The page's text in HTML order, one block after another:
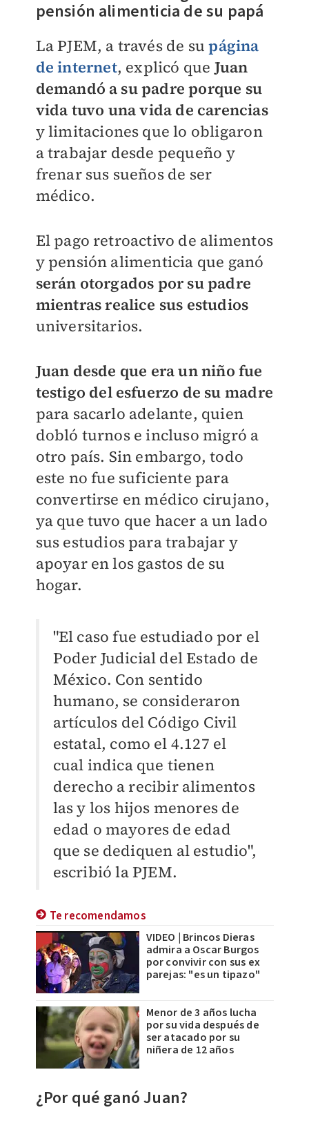
pensión alimenticia de su papá
La PJEM, a través de supágina
de internet, explicó que Juan
demandó a su padre porque su
vida tuvo unavida de carencias
y limitaciones que lo obligaron
a trabajar desde pequeño y
frenar sus sueños de ser
médico.
El pago retroactivo de alimentos
y pensión alimenticia que ganó
serán otorgados por su padre
mientras realice sus estudios
universitarios.
Juan desde que era un niño fue
testigo del esfuerzo de su madre
para sacarlo adelante, quien
dobló turnos e incluso migró a
otro país. Sin embargo, todo
este no fue suficiente para
convertirse en médico cirujano,
ya que tuvo que hacer a un lado
sus estudios para trabajar y
apoyar en los gastos de su
hogar.
"El caso fue estudiado por el
Poder Judicial del Estado de
México. Con sentido
humano, se consideraron
artículos del Código Civil
estatal, como el 4.127 el
cual indica que tienen
derecho a recibir alimentos
las y los hijos menores de
edad o mayores de edad
que se dediquen al estudio",
escribió la PJEM.
Te recomendamos
VIDEO | Brincos Dieras
admira a Oscar Burgos
por convivir con sus ex
parejas: "es un tipazo"
Menor de 3 años lucha
por su vida después de
ser atacado por su
niñera de 12 años
¿Por qué ganó Juan?